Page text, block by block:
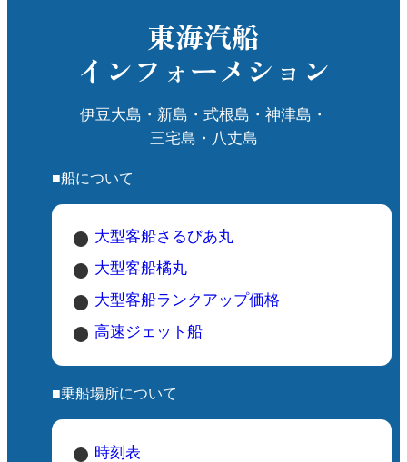
度の高い海と豊かな海洋生物が、特別な
体験を提供してくれることでしょう。
シャワー・トイレあり（簡易的）
限定）
日陰は少ないので、日除けのテントやパ
野伏港から徒歩約5分〜10分程度
式根島の中心部からも近く、自転車での
🌟 こんな人におすすめ！
シュノーケリングを気軽に楽しみたい人
人
東海汽船
インフォーメション
伊豆大島・新島・式根島・神津島・
三宅島・八丈島
■船について
大型客船さるびあ丸
大型客船橘丸
大型客船ランクアップ価格
高速ジェット船
■乗船場所について
時刻表